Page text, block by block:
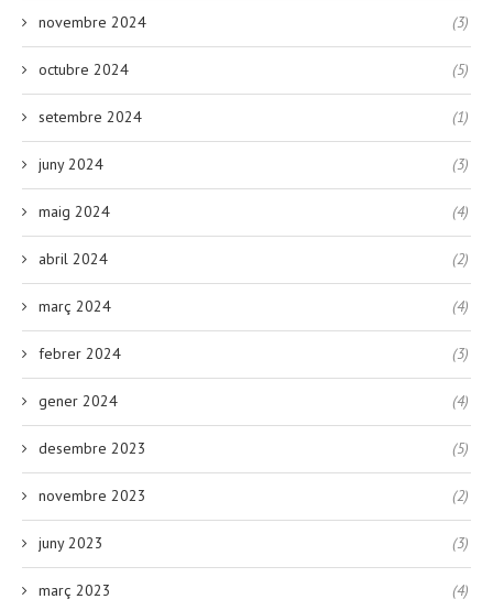
novembre 2024 (3)
octubre 2024 (5)
setembre 2024 (1)
juny 2024 (3)
maig 2024 (4)
abril 2024 (2)
març 2024 (4)
febrer 2024 (3)
gener 2024 (4)
desembre 2023 (5)
novembre 2023 (2)
juny 2023 (3)
març 2023 (4)